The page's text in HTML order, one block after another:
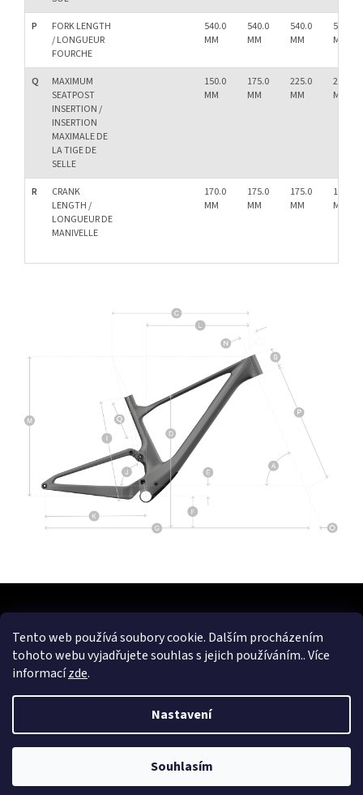
Tento web používá soubory cookie. Dalším procházením
tohoto webu vyjadřujete souhlas s jejich používáním.. Více
informacízde.
Nastavení
Souhlasím
P
FORK LENGTH
/ LONGUEUR
FOURCHE
540.0
MM
540.0
MM
540.0
MM
540.0
MM
Q
MAXIMUM
SEATPOST
INSERTION /
INSERTION
MAXIMALE DE
LA TIGE DE
SELLE
150.0
MM
175.0
MM
225.0
MM
275.0
MM
R
CRANK
LENGTH /
LONGUEUR DE
MANIVELLE
170.0
MM
175.0
MM
175.0
MM
175.0
MM
á
Kontakt
eshop@cykloerben.cz
725 316 707
cykloerben